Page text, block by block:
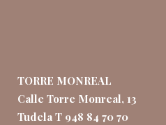
TORRE MONREAL
Calle Torre Monreal, 13
Tudela T 948 84 70 70